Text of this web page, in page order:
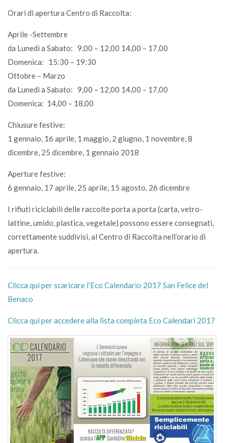
Orari di apertura Centro di Raccolta:
Aprile -Settembre
da Lunedì a Sabato: 9,00 – 12,00 14,00 – 17,00
Domenica: 15:30 – 19:30
Ottobre – Marzo
da Lunedì a Sabato: 9,00 – 12,00 14,00 – 17,00
Domenica: 14,00 – 18,00
Chiusure festive:
1 gennaio, 16 aprile, 1 maggio, 2 giugno, 1 novembre, 8
dicembre, 25 dicembre, 1 gennaio 2018
Aperture festive:
6 gennaio, 17 aprile, 25 aprile, 15 agosto, 26 dicembre
I rifiuti riciclabili delle raccolte porta a porta (carta, vetro-
lattine, umido, plastica, vegetale) possono essere consegnati,
correttamente suddivisi, al Centro di Raccolta nell’orario di
apertura.
Clicca qui per scaricare l’Eco Calendario 2017 San Felice del
Benaco
Clicca qui per accedere alla lista completa Eco Calendari 2017